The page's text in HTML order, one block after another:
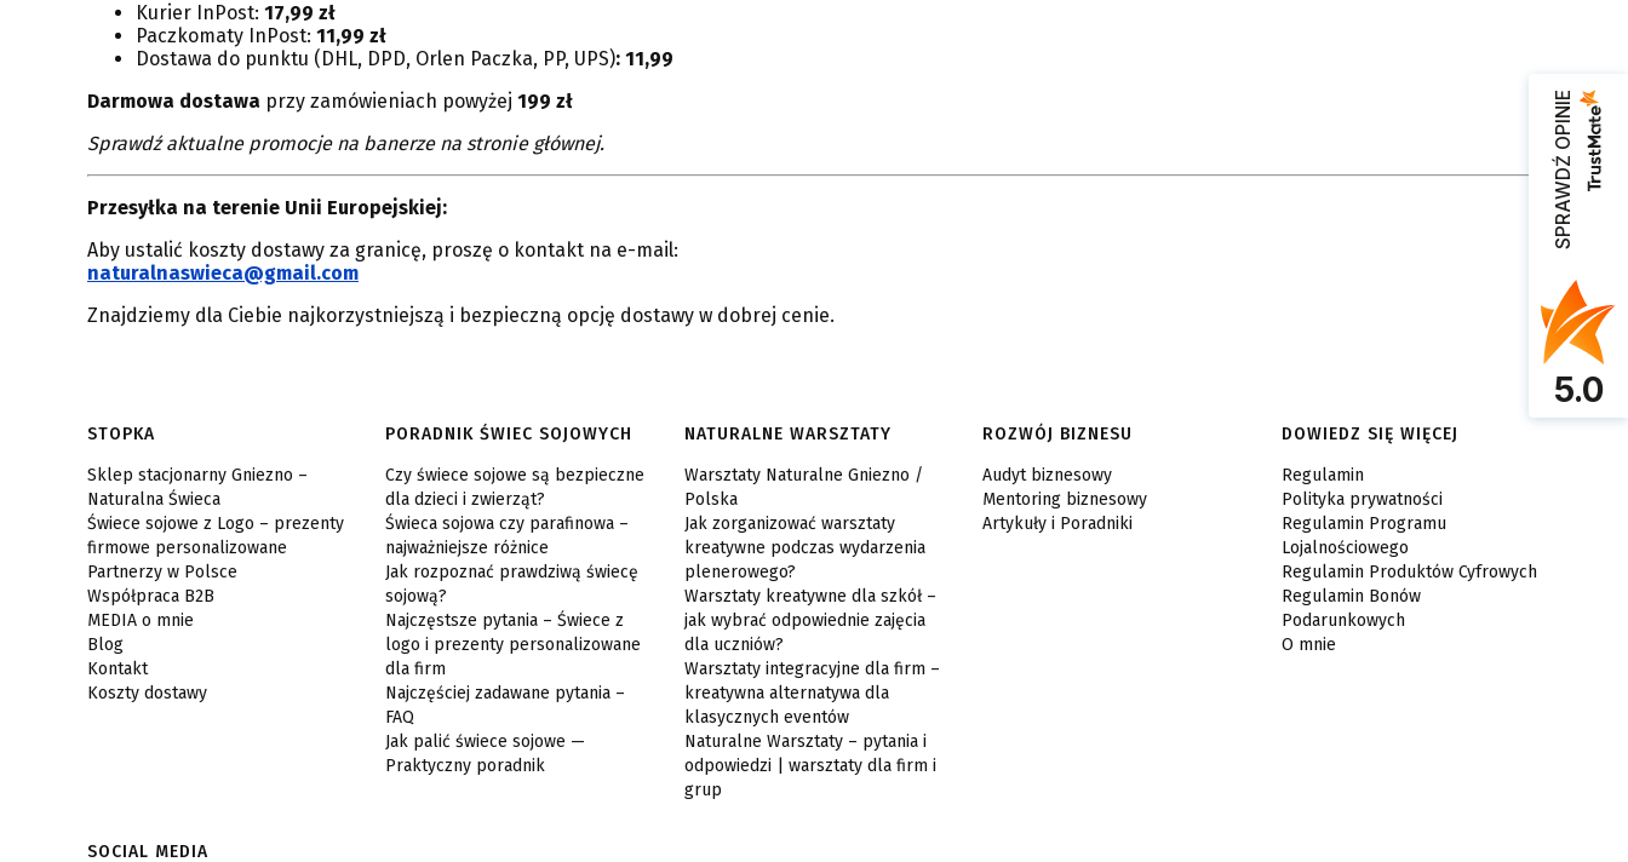
Kurier InPost: 17,99 zł
Paczkomaty InPost: 11,99 zł
Dostawa do punktu (DHL, DPD, Orlen Paczka, PP, UPS): 11,99
Darmowa dostawa przy zamówieniach powyżej 199 zł
Sprawdź aktualne promocje na banerze na stronie głównej.
Przesyłka na terenie Unii Europejskiej:
Aby ustalić koszty dostawy za granicę, proszę o kontakt na e-mail:
naturalnaswieca@gmail.com
Znajdziemy dla Ciebie najkorzystniejszą i bezpieczną opcję dostawy w dobrej cenie.
Linki w stopce
STOPKA
Sklep stacjonarny Gniezno –
Naturalna Świeca
Świece sojowe z Logo – prezenty
firmowe personalizowane
Partnerzy w Polsce
Współpraca B2B
MEDIA o mnie
Blog
Kontakt
Koszty dostawy
PORADNIK ŚWIEC SOJOWYCH
Czy świece sojowe są bezpieczne
dla dzieci i zwierząt?
Świeca sojowa czy parafinowa –
najważniejsze różnice
Jak rozpoznać prawdziwą świecę
sojową?
Najczęstsze pytania – Świece z
logo i prezenty personalizowane
dla firm
Najczęściej zadawane pytania –
FAQ
Jak palić świece sojowe —
Praktyczny poradnik
NATURALNE WARSZTATY
Warsztaty Naturalne Gniezno /
Polska
Jak zorganizować warsztaty
kreatywne podczas wydarzenia
plenerowego?
Warsztaty kreatywne dla szkół –
jak wybrać odpowiednie zajęcia
dla uczniów?
Warsztaty integracyjne dla firm –
kreatywna alternatywa dla
klasycznych eventów
Naturalne Warsztaty – pytania i
odpowiedzi | warsztaty dla firm i
grup
ROZWÓJ BIZNESU
Audyt biznesowy
Mentoring biznesowy
Artykuły i Poradniki
DOWIEDZ SIĘ WIĘCEJ
Regulamin
Polityka prywatności
Regulamin Programu
Lojalnościowego
Regulamin Produktów Cyfrowych
Regulamin Bonów
Podarunkowych
O mnie
SOCIAL MEDIA
SPRAWDŹ OPINIE
5.0